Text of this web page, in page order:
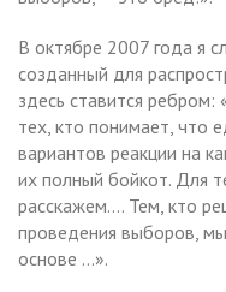
В октябре 2007 года я
созданный для
здесь ставится ребром:
тех, кто понимает, что
вариантов реакции на
их полный бойкот. Для
расскажем…. Тем, кто
проведения выборов,
основе …».